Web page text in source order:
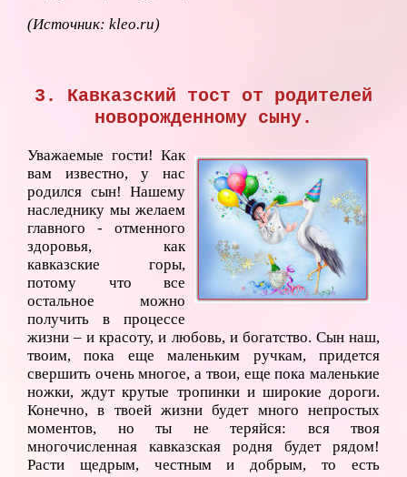
(Источник: kleo.ru)
3. Кавказский тост от родителей
новорожденному сыну.
Уважаемые гости! Как
вам известно, у нас
родился сын! Нашему
наследнику мы желаем
главного - отменного
здоровья, как
кавказские горы,
потому что все
остальное можно
получить в процессе
жизни – и красоту, и любовь, и богатство. Сын наш,
твоим, пока еще маленьким ручкам, придется
свершить очень многое, а твои, еще пока маленькие
ножки, ждут крутые тропинки и широкие дороги.
Конечно, в твоей жизни будет много непростых
моментов, но ты не теряйся: вся твоя
многочисленная кавказская родня будет рядом!
Расти щедрым, честным и добрым, то есть